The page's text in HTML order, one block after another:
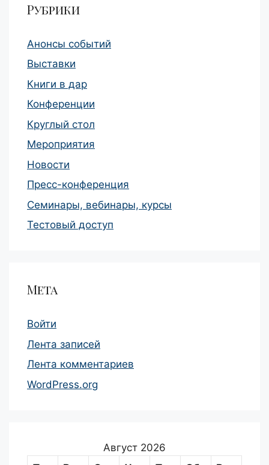
Рубрики
Анонсы событий
Выставки
Книги в дар
Конференции
Круглый стол
Мероприятия
Новости
Пресс-конференция
Семинары, вебинары, курсы
Тестовый доступ
Мета
Войти
Лента записей
Лента комментариев
WordPress.org
Август 2026